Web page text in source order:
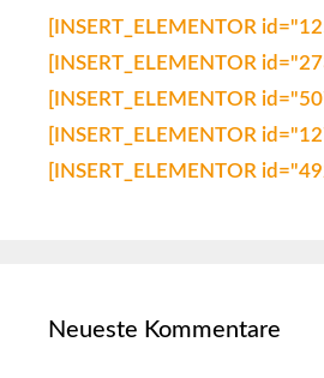
[INSERT_ELEMENTOR
[INSERT_ELEMENTOR
[INSERT_ELEMENTOR
[INSERT_ELEMENTOR
[INSERT_ELEMENTOR
Neueste Kommentare